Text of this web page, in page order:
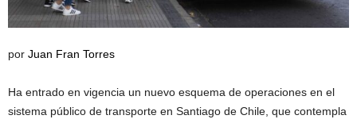
por Juan Fran Torres
Ha entrado en vigencia un nuevo esquema de operaciones en el
sistema público de transporte en Santiago de Chile, que contempla